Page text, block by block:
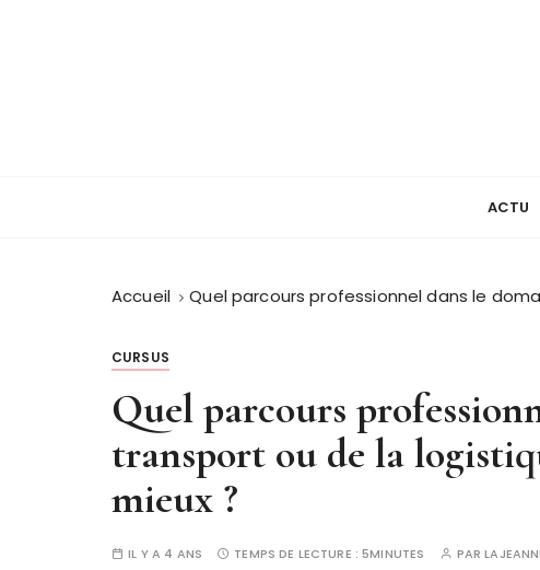
Lajeanne champaACTU
Accueil Quel parcours professionnel dans le
CURSUS
Quel parcours
transport ou de la
mieux ?
IL Y A 4 ANS TEMPS DE LECTURE :5MINUTES PAR